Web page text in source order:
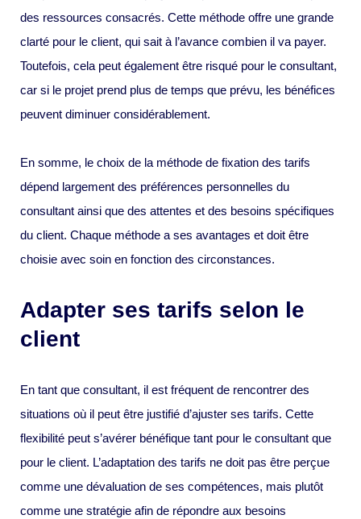
des ressources consacrés. Cette méthode offre une grande
clarté pour le client, qui sait à l’avance combien il va payer.
Toutefois, cela peut également être risqué pour le consultant,
car si le projet prend plus de temps que prévu, les bénéfices
peuvent diminuer considérablement.
En somme, le choix de la méthode de fixation des tarifs
dépend largement des préférences personnelles du
consultant ainsi que des attentes et des besoins spécifiques
du client. Chaque méthode a ses avantages et doit être
choisie avec soin en fonction des circonstances.
Adapter ses tarifs selon le
client
En tant que consultant, il est fréquent de rencontrer des
situations où il peut être justifié d’ajuster ses tarifs. Cette
flexibilité peut s’avérer bénéfique tant pour le consultant que
pour le client. L’adaptation des tarifs ne doit pas être perçue
comme une dévaluation de ses compétences, mais plutôt
comme une stratégie afin de répondre aux besoins